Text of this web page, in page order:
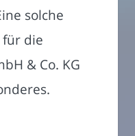
solche
für die
& Co. KG